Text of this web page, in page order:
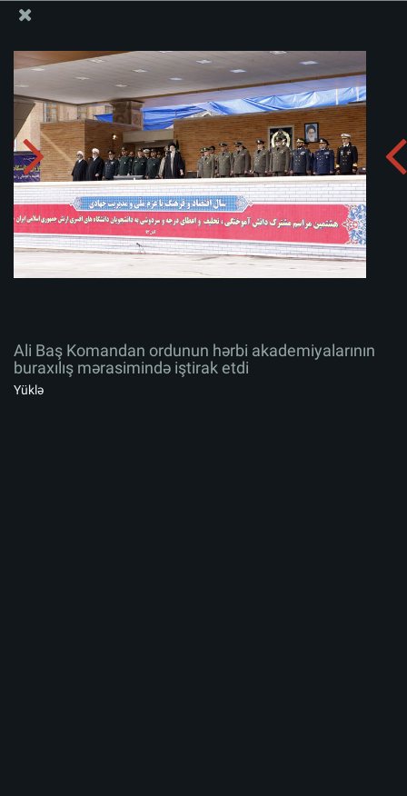
Ali Baş Komandan ordunun hərbi akademiyalarının
buraxılış mərasimində iştirak etdi
Albomu yüklə:
Ali Baş Komandan ordunun hərbi akademiyalarının
buraxılış mərasimində iştirak etdi
Yüklə